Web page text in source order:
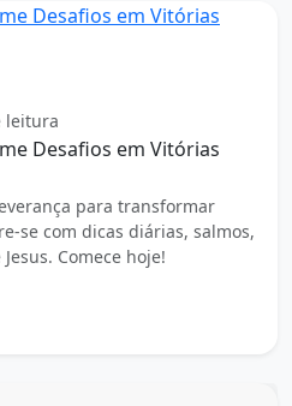
leitura
Desafios em Vitórias
para transformar
se com dicas diárias, salmos,
Comece hoje!